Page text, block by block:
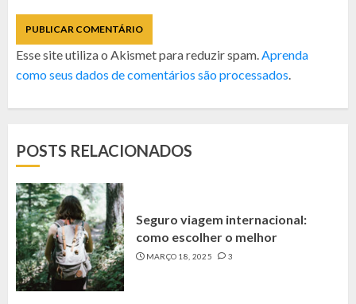
Esse site utiliza o Akismet para reduzir spam. Aprenda
como seus dados de comentários são processados
POSTS RELACIONADOS
Seguro viagem internacional:
como escolher o melhor
MARÇO 18, 2025 3